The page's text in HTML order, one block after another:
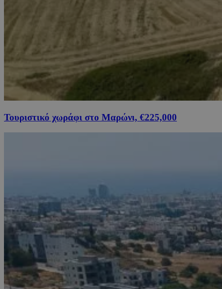
Τουριστικό χωράφι στο Μαρώνι, €225,000